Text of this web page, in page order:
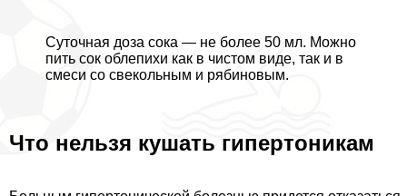
Суточная доза сока — не более 50 мл. Можно
пить сок облепихи как в чистом виде, так и в
смеси со свекольным и рябиновым.
Что нельзя кушать гипертоникам